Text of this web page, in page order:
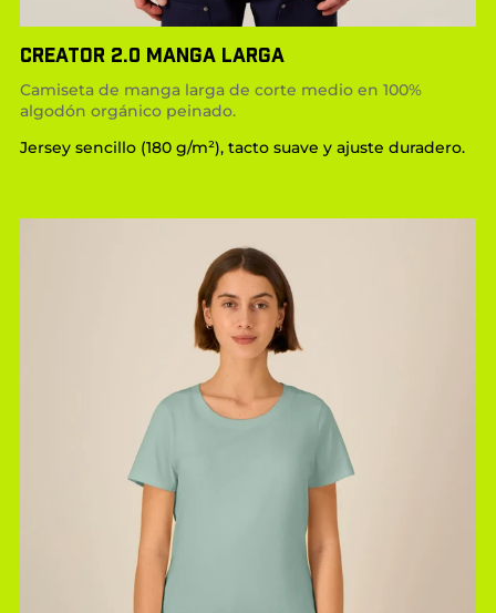
CREATOR 2.0 MANGA LARGA
Camiseta de manga larga de corte medio en 100%
algodón orgánico peinado.
Jersey sencillo (180 g/m²), tacto suave y ajuste duradero.